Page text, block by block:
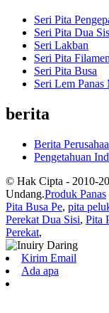
Seri Pita
Seri Pita Dua
Seri Lakban
Seri Pita Filamen
Seri Pita Busa
Seri Lem Panas
berita
Berita
Pengetahuan
© Hak Cipta - 2010-
Undang.Produk Panas
Pita Busa Pe, pita
Perekat Dua Sisi, Pita
Perekat,
Kirim Email
Ada apa